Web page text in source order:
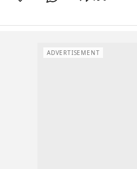
ADVERTISEMENT